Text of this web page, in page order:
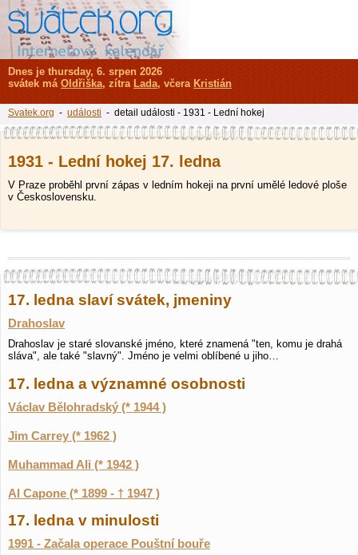
1931 - Lední hokej 17. ledna
V Praze proběhl první zápas v ledním hokeji na první umělé ledové ploše
v Československu.
17. ledna slaví svátek, jmeniny
Drahoslav
Drahoslav je staré slovanské jméno, které znamená "ten, komu je drahá
sláva", ale také "slavný". Jméno je velmi oblíbené u jiho…
17. ledna a významné osobnosti
Václav Bělohradský (* 1944 )
Jim Carrey (* 1962 )
Muhammad Ali (* 1942 )
Al Capone (* 1899 - † 1947 )
17. ledna v minulosti
1991 - Začala operace Pouštní bouře
Dnes je thursday, 6. srpen 2026
svátek má Oldřiška, zítra Lada, včera Kristián
Svatek.org - události - detail události - 1931 - Lední hokej